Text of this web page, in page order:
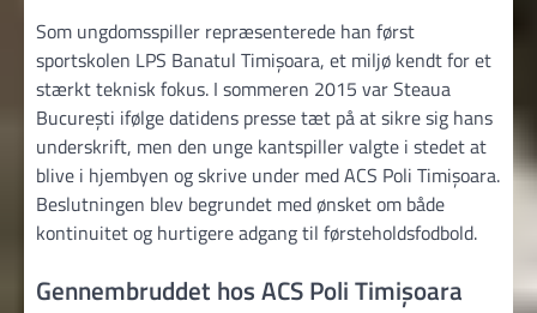
Som ungdomsspiller repræsenterede han først
sportskolen LPS Banatul Timișoara, et miljø kendt for et
stærkt teknisk fokus. I sommeren 2015 var Steaua
București ifølge datidens presse tæt på at sikre sig hans
underskrift, men den unge kantspiller valgte i stedet at
blive i hjembyen og skrive under med ACS Poli Timișoara.
Beslutningen blev begrundet med ønsket om både
kontinuitet og hurtigere adgang til førsteholdsfodbold.
Gennembruddet hos ACS Poli Timișoara